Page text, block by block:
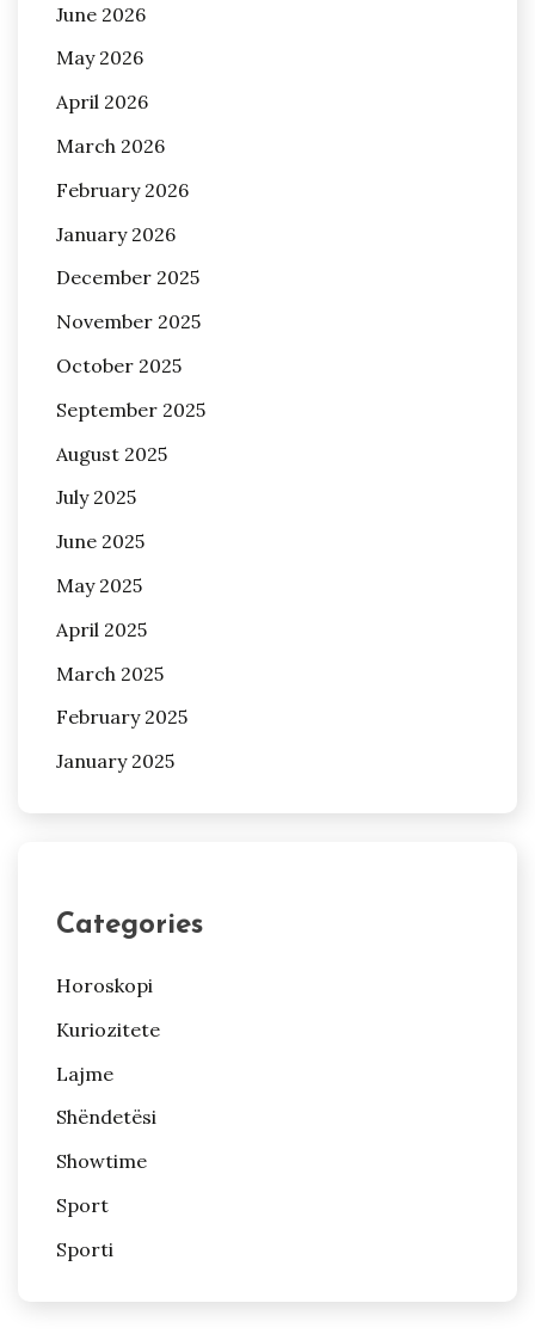
June 2026
May 2026
April 2026
March 2026
February 2026
January 2026
December 2025
November 2025
October 2025
September 2025
August 2025
July 2025
June 2025
May 2025
April 2025
March 2025
February 2025
January 2025
Categories
Horoskopi
Kuriozitete
Lajme
Shëndetësi
Showtime
Sport
Sporti